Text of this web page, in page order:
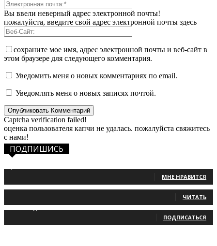
Вы ввели неверный адрес электронной почты!
пожалуйста, введите свой адрес электронной почты здесь
сохраните мое имя, адрес электронной почты и веб-сайт в
этом браузере для следующего комментария.
Уведомить меня о новых комментариях по email.
Уведомлять меня о новых записях почтой.
Captcha verification failed!
оценка пользователя капчи не удалась. пожалуйста свяжитесь
с нами!
ПОДПИШИСЬ
МНЕ НРАВИТСЯ
ЧИТАТЬ
ПОДПИСАТЬСЯ